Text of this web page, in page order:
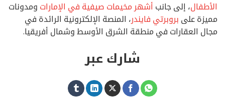
الأطفال ، إلى جانبأشهر مخيمات صيفية في الإماراتومدونات
مميزة علىبروبرتي فايندر، المنصة الإلكترونية الرائدة في
مجال العقارات في منطقة الشرق الأوسط وشمال أفريقيا.
شارك عبر